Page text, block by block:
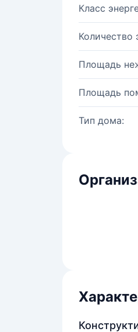
Класс
Количество
Площадь
Площадь
Тип дома: